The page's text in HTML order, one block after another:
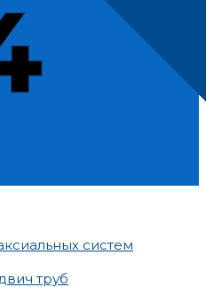
систем
труб